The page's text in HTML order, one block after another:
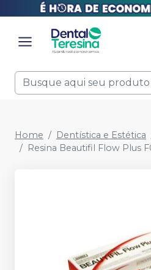
Home Dentística e Estética
Resina Beautifil Flow Plus